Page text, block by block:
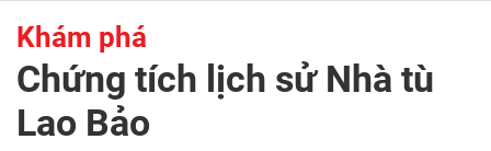
Khám phá
Chứng tích lịch sử Nhà tù
Lao Bảo